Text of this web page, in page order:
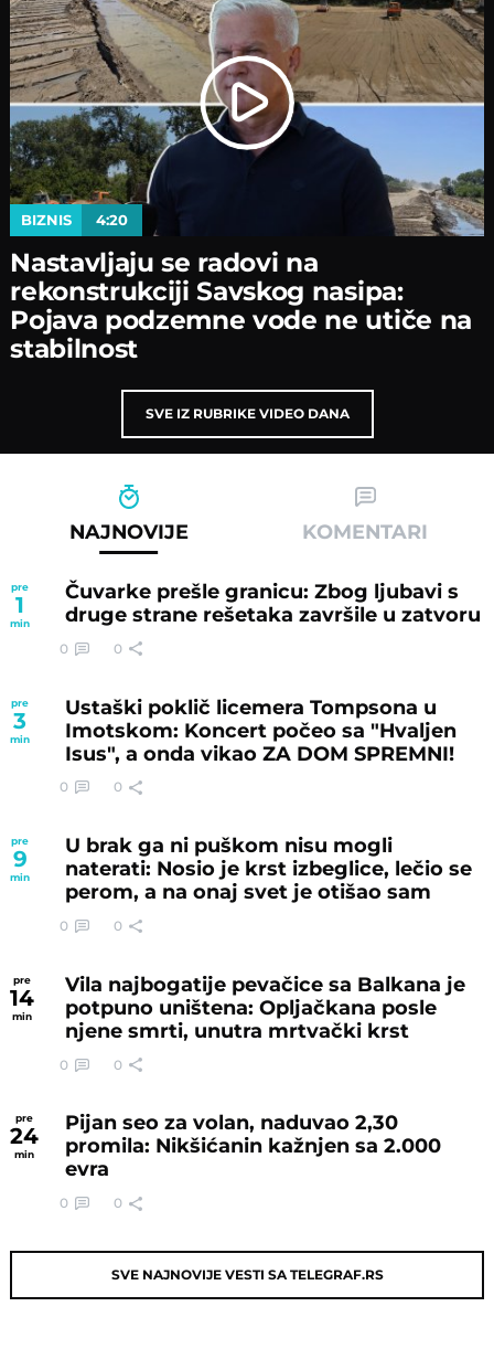
BIZNIS 4:20
Nastavljaјu se radovi na
rekonstrukciјi Savskog nasipa:
Poјava podzemne vode ne utiče na
stabilnost
SVE IZ RUBRIKE VIDEO DANA
NAJNOVIJE KOMENTARI
pre
1
min
Čuvarke prešle granicu: Zbog ljubavi s
druge strane rešetaka završile u zatvoru
0 0
pre
3
min
Ustaški poklič licemera Tompsona u
Imotskom: Koncert počeo sa "Hvaljen
Isus", a onda vikao ZA DOM SPREMNI!
0 0
pre
9
min
U brak ga ni puškom nisu mogli
naterati: Nosio je krst izbeglice, lečio se
perom, a na onaj svet je otišao sam
0 0
pre
14
min
Vila najbogatije pevačice sa Balkana je
potpuno uništena: Opljačkana posle
njene smrti, unutra mrtvački krst
0 0
pre
24
min
Pijan seo za volan, naduvao 2,30
promila: Nikšićanin kažnjen sa 2.000
evra
0 0
SVE NAJNOVIJE VESTI SA TELEGRAF.RS